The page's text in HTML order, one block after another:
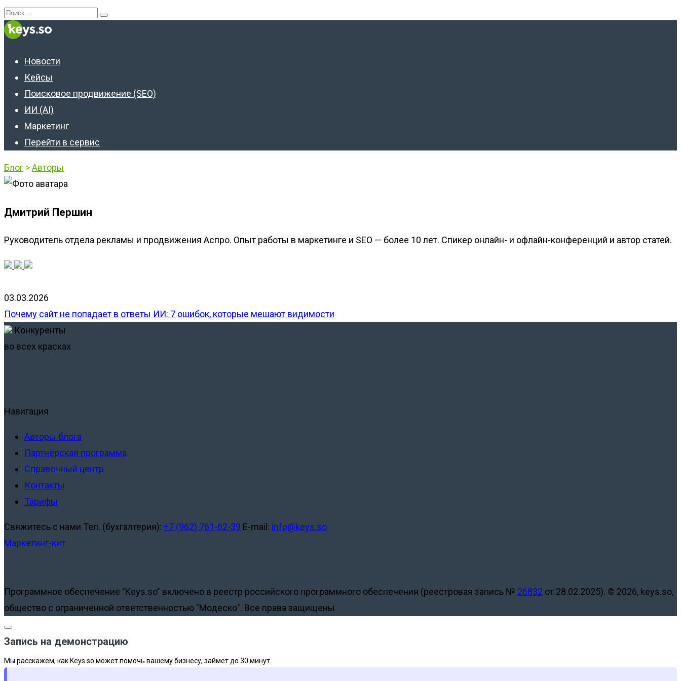
Перейти
к
Search
for:
Новости
Кейсы
Поисковое продвижение (SEO)
ИИ (AI)
Маркетинг
Перейти в сервис
Блог >Авторы
Дмитрий Першин
Руководитель отдела рекламы и продвижения Аспро. Опыт работы в маркетинге и SEO — более 10 лет. Спикер онлайн- и офлайн-конференций и автор статей.
03.03.2026
Почему сайт не попадает в ответы ИИ: 7 ошибок, которые мешают видимости
Конкуренты
во всех красках
Навигация
Авторы блога
Партнёрская программа
Справочный центр
Контакты
Тарифы
Свяжитесь с нами Тел. (бухгалтерия): +7 (962) 761-62-39 E-mail: info@keys.so
Маркетинг-кит
Программное обеспечение "Keys.so" включено в реестр российского программного обеспечения (реестровая запись № 26832 от 28.02.2025). © 2026, keys.so,
общество с ограниченной ответственностью "Модеско". Все права защищены
Запись на демонстрацию
Мы расскажем, как Keys.so может помочь вашему бизнесу, займет до 30 минут.